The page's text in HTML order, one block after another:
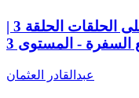
عشر إضاءات في الإشراف على الحلقات الحلقة 3 |
السفرة - المستوى 3
عبدالقادر العثمان